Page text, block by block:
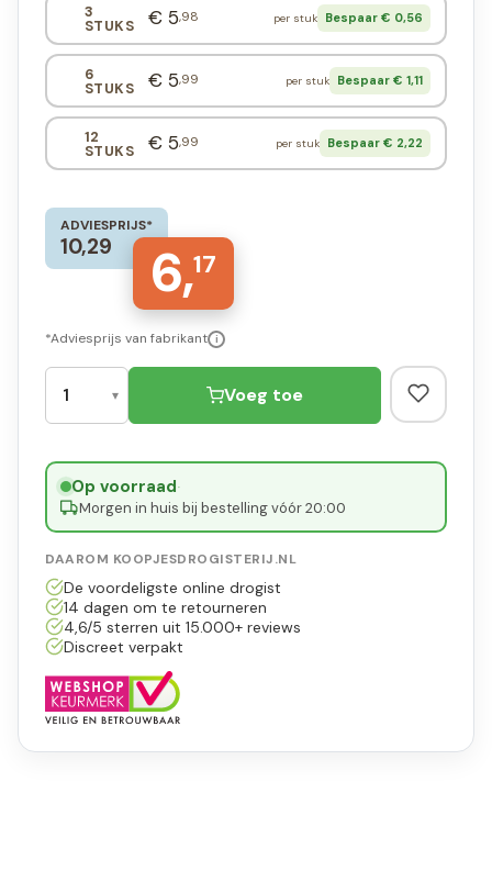
3
STUKS € 5,98 per stuk Bespaar € 0,56
6
STUKS € 5,99 per stuk Bespaar € 1,11
12
STUKS € 5,99 per stuk Bespaar € 2,22
ADVIESPRIJS*
10,29 6,17
*Adviesprijs van fabrikant i
Voeg toe
Op voorraad·
Morgen in huis bij bestelling vóór 20:00
DAAROM KOOPJESDROGISTERIJ.NL
De voordeligste online drogist
14 dagen om te retourneren
4,6/5 sterren uit 15.000+ reviews
Discreet verpakt